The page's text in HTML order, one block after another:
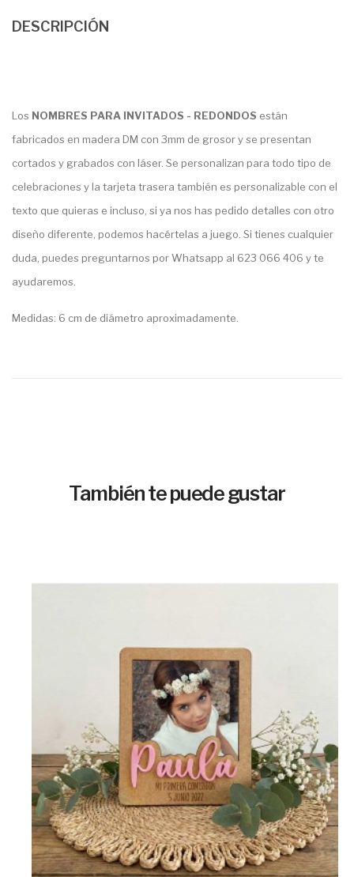
DESCRIPCIÓN
Los NOMBRES PARA INVITADOS - REDONDOS están
fabricados en madera DM con 3mm de grosor y se presentan
cortados y grabados con láser. Se personalizan para todo tipo de
celebraciones y la tarjeta trasera también es personalizable con el
texto que quieras e incluso, si ya nos has pedido detalles con otro
diseño diferente, podemos hacértelas a juego. Si tienes cualquier
duda, puedes preguntarnos por Whatsapp al 623 066 406 y te
ayudaremos.
Medidas: 6 cm de diámetro aproximadamente.
También te puede gustar